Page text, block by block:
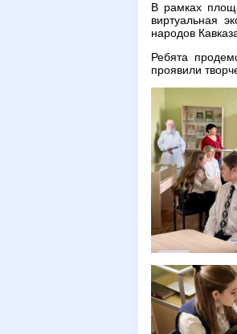
В рамках
виртуальная
народов
Ребята
проявили